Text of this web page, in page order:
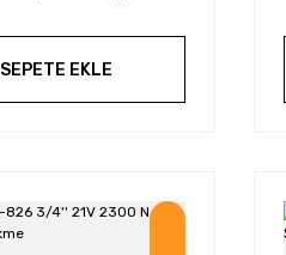
SEPETE EKLE